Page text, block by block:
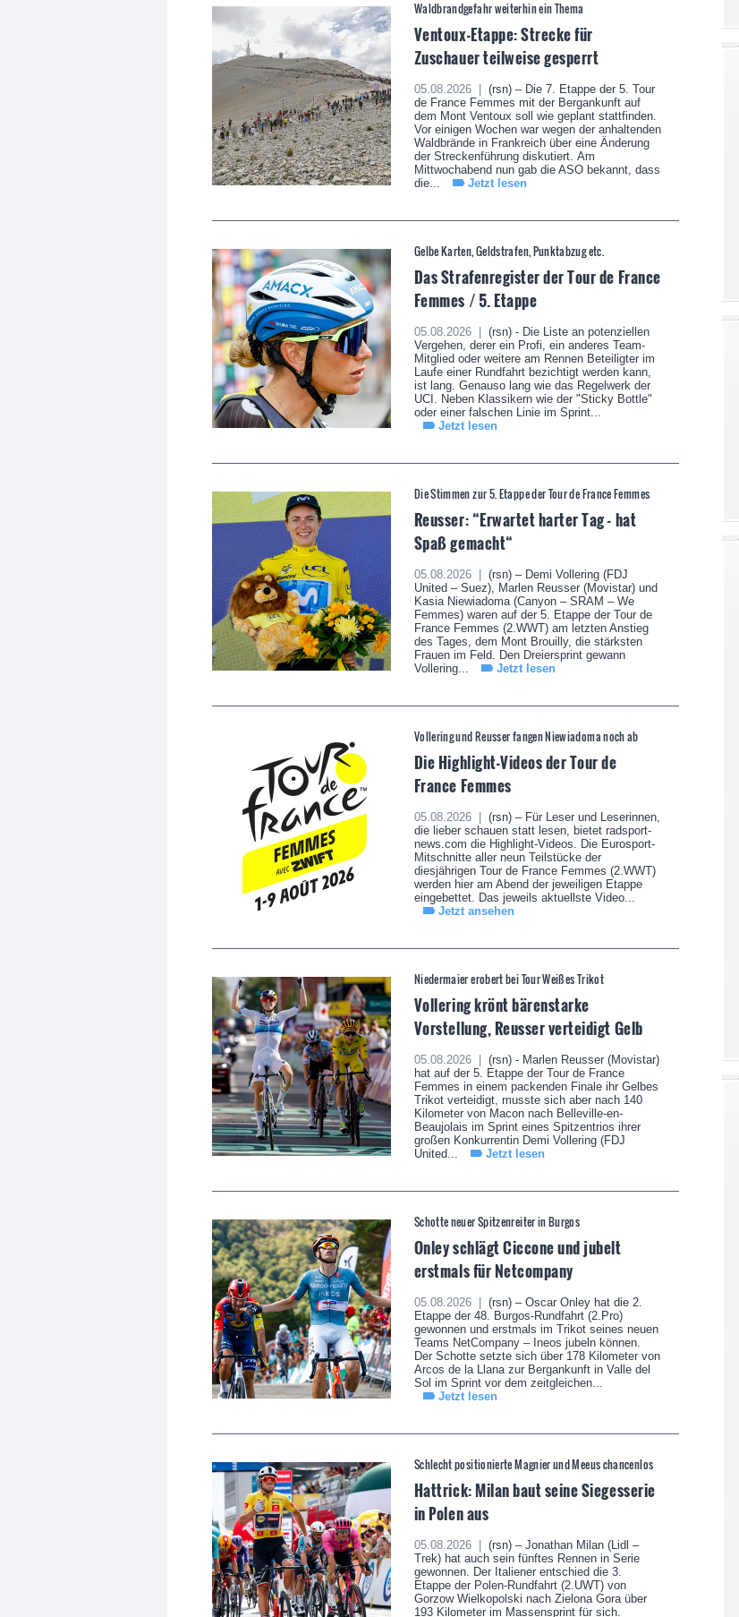
Waldbrandgefahr weiterhin ein Thema
Ventoux-Etappe: Strecke für
Zuschauer teilweise gesperrt
05.08.2026 |
(rsn) – Die 7. Etappe der 5. Tour
de France Femmes mit der Bergankunft auf
dem Mont Ventoux soll wie geplant stattfinden.
Vor einigen Wochen war wegen der anhaltenden
Waldbrände in Frankreich über eine Änderung
der Streckenführung diskutiert. Am
Mittwochabend nun gab die ASO bekannt, dass
die...
Jetzt lesen
Gelbe Karten, Geldstrafen, Punktabzug etc.
Das Strafenregister der Tour de France
Femmes / 5. Etappe
05.08.2026 |
(rsn) - Die Liste an potenziellen
Vergehen, derer ein Profi, ein anderes Team-
Mitglied oder weitere am Rennen Beteiligter im
Laufe einer Rundfahrt bezichtigt werden kann,
ist lang. Genauso lang wie das Regelwerk der
UCI. Neben Klassikern wie der "Sticky Bottle"
oder einer falschen Linie im Sprint...
Jetzt lesen
Die Stimmen zur 5. Etappe der Tour de France Femmes
Reusser: “Erwartet harter Tag - hat
Spaß gemacht“
05.08.2026 |
(rsn) – Demi Vollering (FDJ
United – Suez), Marlen Reusser (Movistar) und
Kasia Niewiadoma (Canyon – SRAM – We
Femmes) waren auf der 5. Etappe der Tour de
France Femmes (2.WWT) am letzten Anstieg
des Tages, dem Mont Brouilly, die stärksten
Frauen im Feld. Den Dreiersprint gewann
Vollering...
Jetzt lesen
Vollering und Reusser fangen Niewiadoma noch ab
Die Highlight-Videos der Tour de
France Femmes
05.08.2026 |
(rsn) – Für Leser und Leserinnen,
die lieber schauen statt lesen, bietet radsport-
news.com die Highlight-Videos. Die Eurosport-
Mitschnitte aller neun Teilstücke der
diesjährigen Tour de France Femmes (2.WWT)
werden hier am Abend der jeweiligen Etappe
eingebettet. Das jeweils aktuellste Video...
Jetzt ansehen
Niedermaier erobert bei Tour Weißes Trikot
Vollering krönt bärenstarke
Vorstellung, Reusser verteidigt Gelb
05.08.2026 |
(rsn) - Marlen Reusser (Movistar)
hat auf der 5. Etappe der Tour de France
Femmes in einem packenden Finale ihr Gelbes
Trikot verteidigt, musste sich aber nach 140
Kilometer von Macon nach Belleville-en-
Beaujolais im Sprint eines Spitzentrios ihrer
großen Konkurrentin Demi Vollering (FDJ
United...
Jetzt lesen
Schotte neuer Spitzenreiter in Burgos
Onley schlägt Ciccone und jubelt
erstmals für Netcompany
05.08.2026 |
(rsn) – Oscar Onley hat die 2.
Etappe der 48. Burgos-Rundfahrt (2.Pro)
gewonnen und erstmals im Trikot seines neuen
Teams NetCompany – Ineos jubeln können.
Der Schotte setzte sich über 178 Kilometer von
Arcos de la Llana zur Bergankunft in Valle del
Sol im Sprint vor dem zeitgleichen...
Jetzt lesen
Schlecht positionierte Magnier und Meeus chancenlos
Hattrick: Milan baut seine Siegesserie
in Polen aus
05.08.2026 |
(rsn) – Jonathan Milan (Lidl –
Trek) hat auch sein fünftes Rennen in Serie
gewonnen. Der Italiener entschied die 3.
Etappe der Polen-Rundfahrt (2.UWT) von
Gorzow Wielkopolski nach Zielona Gora über
193 Kilometer im Massensprint für sich.